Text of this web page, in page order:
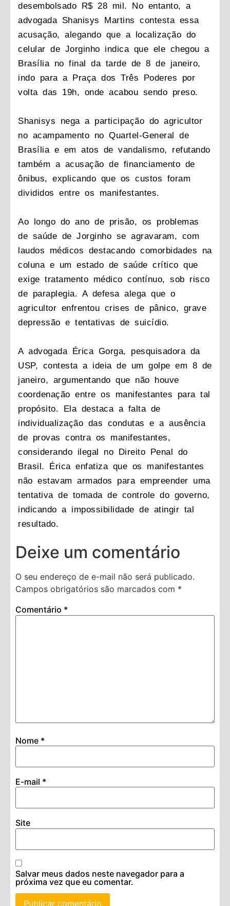
desembolsado R$ 28 mil. No entanto, a
advogada Shanisys Martins contesta essa
acusação, alegando que a localização do
celular de Jorginho indica que ele chegou a
Brasília no final da tarde de 8 de janeiro,
indo para a Praça dos Três Poderes por
volta das 19h, onde acabou sendo preso.
Shanisys nega a participação do agricultor
no acampamento no Quartel-General de
Brasília e em atos de vandalismo, refutando
também a acusação de financiamento de
ônibus, explicando que os custos foram
divididos entre os manifestantes.
Ao longo do ano de prisão, os problemas
de saúde de Jorginho se agravaram, com
laudos médicos destacando comorbidades na
coluna e um estado de saúde crítico que
exige tratamento médico contínuo, sob risco
de paraplegia. A defesa alega que o
agricultor enfrentou crises de pânico, grave
depressão e tentativas de suicídio.
A advogada Érica Gorga, pesquisadora da
USP, contesta a ideia de um golpe em 8 de
janeiro, argumentando que não houve
coordenação entre os manifestantes para tal
propósito. Ela destaca a falta de
individualização das condutas e a ausência
de provas contra os manifestantes,
considerando ilegal no Direito Penal do
Brasil. Érica enfatiza que os manifestantes
não estavam armados para empreender uma
tentativa de tomada de controle do governo,
indicando a impossibilidade de atingir tal
resultado.
Deixe um comentário
O seu endereço de e-mail não será publicado.
Campos obrigatórios são marcados com *
Comentário *
Nome *
E-mail *
Site
Salvar meus dados neste navegador para a
próxima vez que eu comentar.